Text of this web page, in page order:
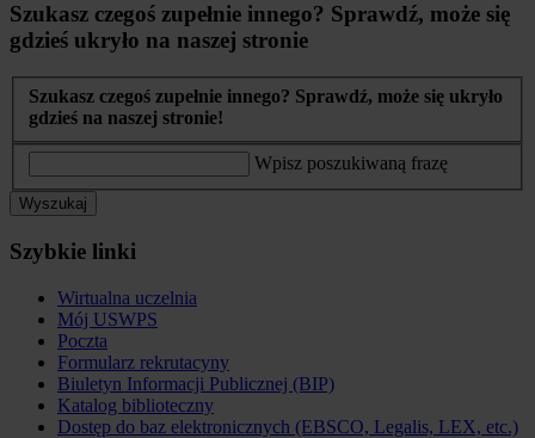
Szukasz czegoś zupełnie innego? Sprawdź, może się
gdzieś ukryło na naszej stronie
Szukasz czegoś zupełnie innego? Sprawdź, może się ukryło
gdzieś na naszej stronie!
Wpisz poszukiwaną frazę
Wyszukaj
Szybkie linki
Wirtualna uczelnia
Mój USWPS
Poczta
Formularz rekrutacyny
Biuletyn Informacji Publicznej (BIP)
Katalog biblioteczny
Dostęp do baz elektronicznych (EBSCO, Legalis, LEX, etc.)